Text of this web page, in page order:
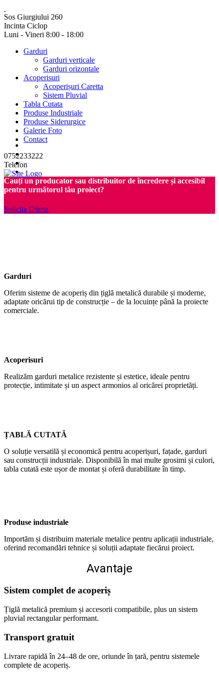
Sos Giurgiului 260
Incinta Ciclop
Luni - Vineri 8:00 - 18:00
Garduri
Garduri verticale
Garduri orizontale
Acoperisuri
Acoperișuri Caretta
Sistem Pluvial
Tabla Cutata
Produse Industriale
Produse Siderurgice
Galerie Foto
Contact
0752233222
Telefon
Cauți un producator sau distribuitor de încredere și accesibil
pentru următorul tău proiect?
Solicita Oferta
Garduri
Oferim sisteme de acoperiș din țiglă metalică durabile și moderne,
adaptate oricărui tip de construcție – de la locuințe până la proiecte
comerciale.
Acoperisuri
Realizăm garduri metalice rezistente și estetice, ideale pentru
protecție, intimitate și un aspect armonios al oricărei proprietăți.
ȚABLĂ CUTATĂ
O soluție versatilă și economică pentru acoperișuri, fațade, garduri
sau construcții industriale. Disponibilă în mai multe grosimi și culori,
tabla cutată este ușor de montat și oferă durabilitate în timp.
Produse industriale
Importăm și distribuim materiale metalice pentru aplicații industriale,
oferind recomandări tehnice și soluții adaptate fiecărui proiect.
Avantaje
Sistem complet de acoperiș
Țiglă metalică premium și accesorii compatibile, plus un sistem
pluvial rectangular performant.
Transport gratuit
Livrare rapidă în 24–48 de ore, oriunde în țară, pentru sistemele
complete de acoperiș.